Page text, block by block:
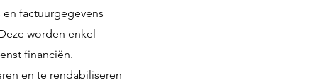
factuurgegevens
worden enkel
financiën.
en te rendabiliseren